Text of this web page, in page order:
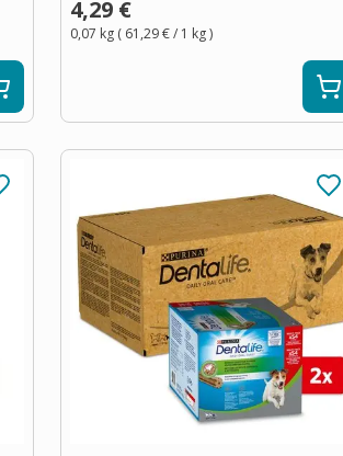
4,29 €
0,07 kg ( 61,29 €/ 1 kg)